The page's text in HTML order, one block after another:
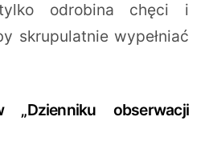
odrobina chęci i
skrupulatnie wypełniać
obserwacji